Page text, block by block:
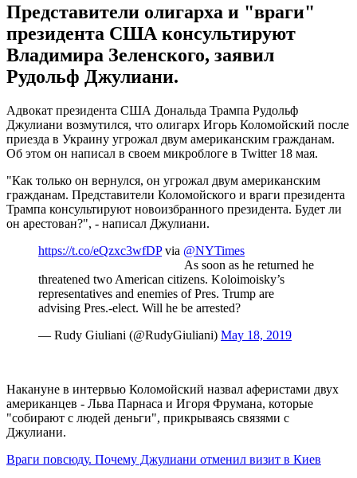
Представители олигарха и "враги"
президента США консультируют
Владимира Зеленского, заявил
Рудольф Джулиани.
Адвокат президента США Дональда Трампа Рудольф
Джулиани возмутился, что олигарх Игорь Коломойский после
приезда в Украину угрожал двум американским гражданам.
Об этом он написал в своем микроблоге в Twitter 18 мая.
"Как только он вернулся, он угрожал двум американским
гражданам. Представители Коломойского и враги президента
Трампа консультируют новоизбранного президента. Будет ли
он арестован?", - написал Джулиани.
https://t.co/eQzxc3wfDPvia @NYTimes
As soon as he returned he
threatened two American citizens. Koloimoisky’s
representatives and enemies of Pres. Trump are
advising Pres.-elect. Will he be arrested?
— Rudy Giuliani (@RudyGiuliani) May 18, 2019
Накануне в интервью Коломойский назвал аферистами двух
американцев - Льва Парнаса и Игоря Фрумана, которые
"собирают с людей деньги", прикрываясь связями с
Джулиани.
Враги повсюду. Почему Джулиани отменил визит в Киев